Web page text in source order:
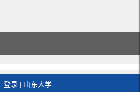
登录 | 山东大学